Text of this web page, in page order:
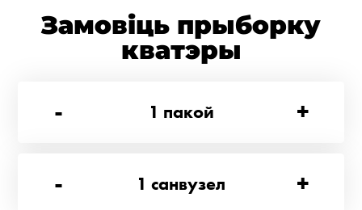
Замовіць прыборку
кватэры
-
1 пакой +
- 1 санвузел +